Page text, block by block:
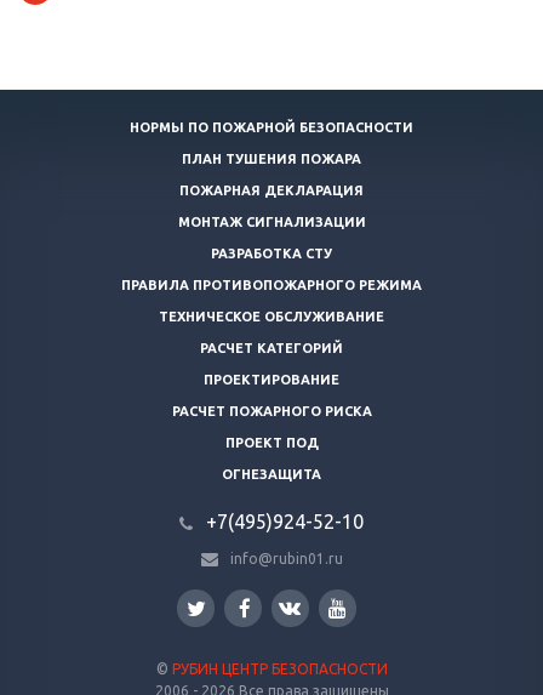
НОРМЫ ПО ПОЖАРНОЙ БЕЗОПАСНОСТИ
ПЛАН ТУШЕНИЯ ПОЖАРА
ПОЖАРНАЯ ДЕКЛАРАЦИЯ
МОНТАЖ СИГНАЛИЗАЦИИ
РАЗРАБОТКА СТУ
ПРАВИЛА ПРОТИВОПОЖАРНОГО РЕЖИМА
ТЕХНИЧЕСКОЕ ОБСЛУЖИВАНИЕ
РАСЧЕТ КАТЕГОРИЙ
ПРОЕКТИРОВАНИЕ
РАСЧЕТ ПОЖАРНОГО РИСКА
ПРОЕКТ ПОД
ОГНЕЗАЩИТА
+7(495)924-52-10
info@rubin01.ru
© РУБИН ЦЕНТР БЕЗОПАСНОСТИ
2006 - 2026 Все права защищены